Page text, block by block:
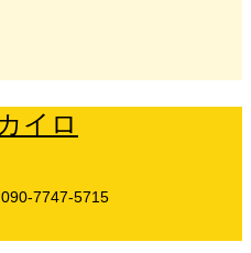
090-7747-5715